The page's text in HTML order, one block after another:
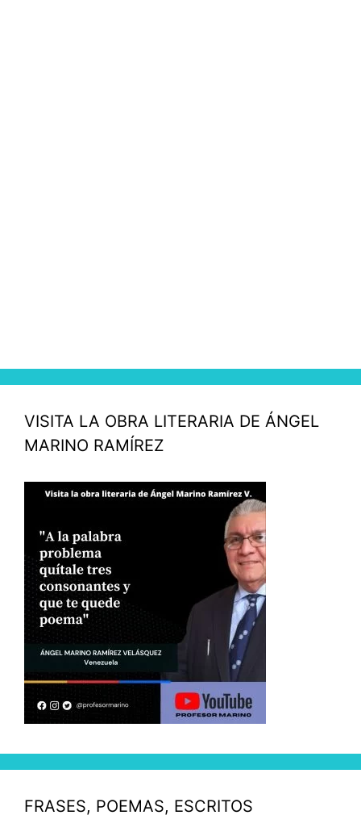
VISITA LA OBRA LITERARIA DE ÁNGEL
MARINO RAMÍREZ
FRASES, POEMAS, ESCRITOS